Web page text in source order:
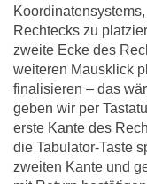
Rechtecks zu
zweite Ecke des
weiteren Mausklick
finalisieren – das
geben wir per
erste Kante des
die Tabulator-Taste
zweiten Kante und